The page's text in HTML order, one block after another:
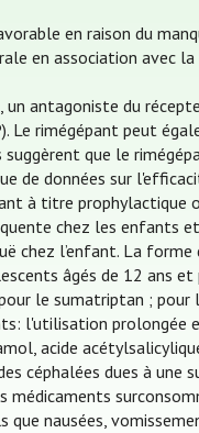
en raison du
en association avec
antagoniste du
Le rimégépant peut
suggèrent que le
de données sur
à titre
chez les enfants
chez l’enfant. La
âgés de 12 ans
le sumatriptan ;
l'utilisation prolongée
acide
céphalées dues à une
médicaments
nausées,